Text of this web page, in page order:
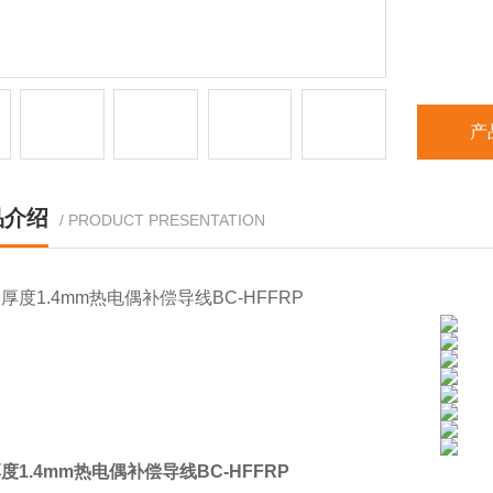
产
绍 / PRODUCT PRESENTATION
1.4mm热电偶补偿导线BC-HFFRP